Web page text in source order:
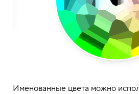
Именованные цвета можно